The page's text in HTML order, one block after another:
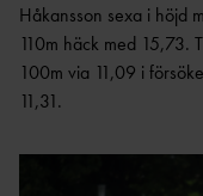
Håkansson sexa i höjd
110m häck med 15,73.
100m via 11,09 i
11,31.